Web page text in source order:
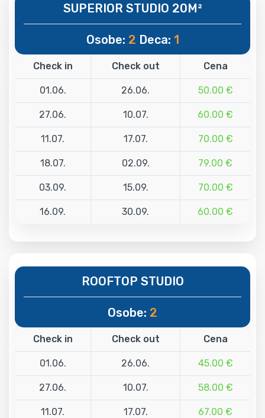
SUPERIOR STUDIO 20M²
Osobe: 2 Deca: 1
Check in Check out Cena
01.06. 26.06. 50.00 €
27.06. 10.07. 60.00 €
11.07. 17.07. 70.00 €
18.07. 02.09. 79.00 €
03.09. 15.09. 70.00 €
16.09. 30.09. 60.00 €
ROOFTOP STUDIO
Osobe: 2
Check in Check out Cena
01.06. 26.06. 45.00 €
27.06. 10.07. 58.00 €
11.07. 17.07. 67.00 €